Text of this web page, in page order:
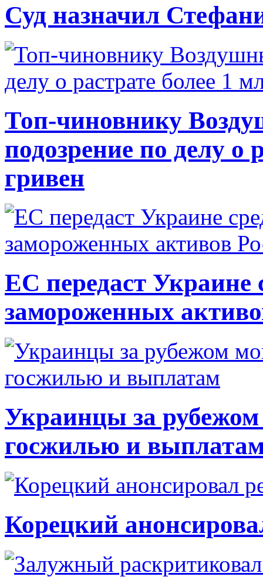
Суд назначил
Топ-чиновнику
подозрение по делу о
гривен
ЕС передаст Украине
замороженных
Украинцы за рубежом
госжилью и
Корецкий